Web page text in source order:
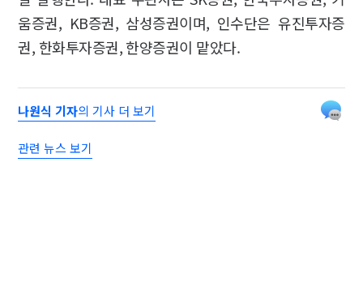
움증권, KB증권, 삼성증권이며, 인수단은 유진투자증
권, 한화투자증권, 한양증권이 맡았다.
나원식 기자의 기사 더 보기
관련 뉴스 보기